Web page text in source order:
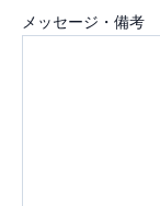
メッセージ・備考